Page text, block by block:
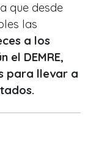
que desde
las
a los
el DEMRE,
para llevar a